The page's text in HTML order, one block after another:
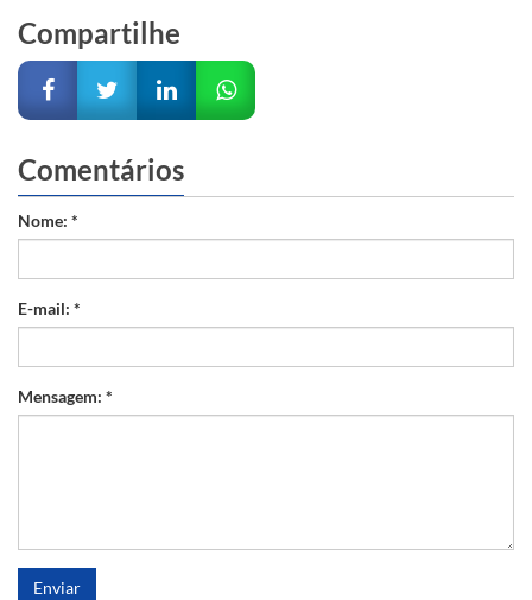
Compartilhe
Comentários
Nome: *
E-mail: *
Mensagem: *
Enviar